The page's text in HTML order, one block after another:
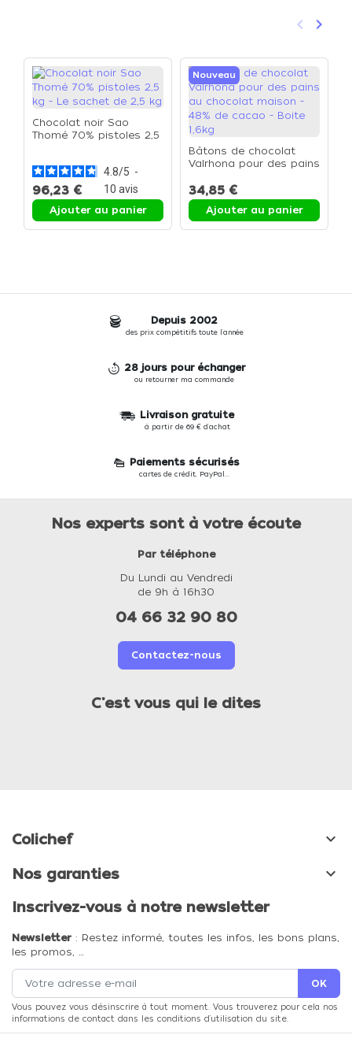
Précédent
keyboard_arrow_left keyboard_arrow_right
Chocolat noir Sao
Thomé 70% pistoles 2,5
4.8/5 -
10 avis
96,23 €
Ajouter au panier
Nouveau
Bâtons de chocolat
Valrhona pour des pains
48% de cacao - Boite
1,6kg
34,85 €
Ajouter au panier
Depuis 2002
des prix compétitifs toute l'année
28 jours pour échanger
ou retourner ma commande
Livraison gratuite
à partir de 69 € d'achat
Paiements sécurisés
cartes de crédit, PayPal...
Nos experts sont à votre écoute
Par téléphone
Du Lundi au Vendredi
de 9h à 16h30
04 66 32 90 80
Contactez-nous
C'est vous qui le dites
Colichef 
Nos garanties 
Inscrivez-vous à notre newsletter
Newsletter : Restez informé, toutes les infos, les bons plans,
les promos, …
Vous pouvez vous désinscrire à tout moment. Vous trouverez pour cela nos
informations de contact dans les conditions d'utilisation du site.